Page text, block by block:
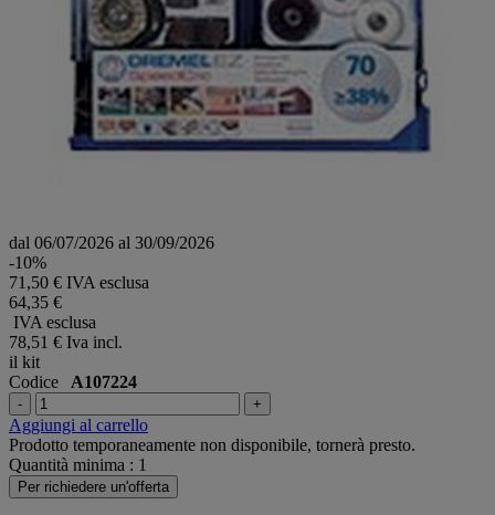
dal 06/07/2026 al 30/09/2026
-10%
71,50 € IVA esclusa
64,35 €
IVA esclusa
78,51 € Iva incl.
il kit
Codice A107224
- +
Aggiungi al carrello
Prodotto temporaneamente non disponibile, tornerà presto.
Quantità minima : 1
Per richiedere un'offerta